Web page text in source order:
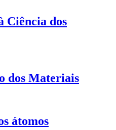
Ciência dos
dos Materiais
átomos